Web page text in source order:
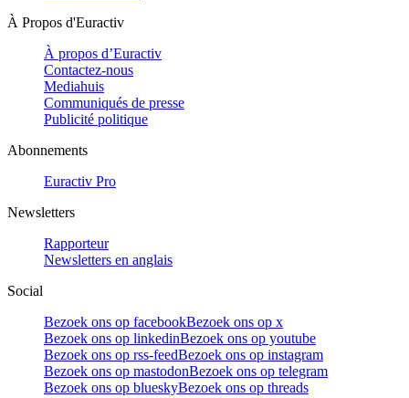
À Propos d'Euractiv
À propos d’Euractiv
Contactez-nous
Mediahuis
Communiqués de presse
Publicité politique
Abonnements
Euractiv Pro
Newsletters
Rapporteur
Newsletters en anglais
Social
Bezoek ons op facebookBezoek ons op x
Bezoek ons op linkedinBezoek ons op youtube
Bezoek ons op rss-feedBezoek ons op instagram
Bezoek ons op mastodonBezoek ons op telegram
Bezoek ons op blueskyBezoek ons op threads